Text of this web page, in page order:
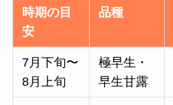
時期の目
安
品種
7月下旬〜
8月上旬
極早生・
早生甘露